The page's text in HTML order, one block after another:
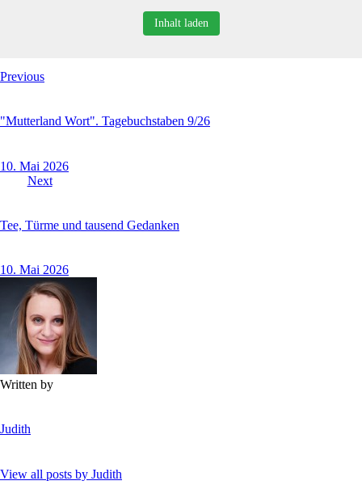
Inhalt laden
Previous
"Mutterland Wort". Tagebuchstaben 9/26
10. Mai 2026
Next
Tee, Türme und tausend Gedanken
10. Mai 2026
Written by
Judith
View all posts by Judith